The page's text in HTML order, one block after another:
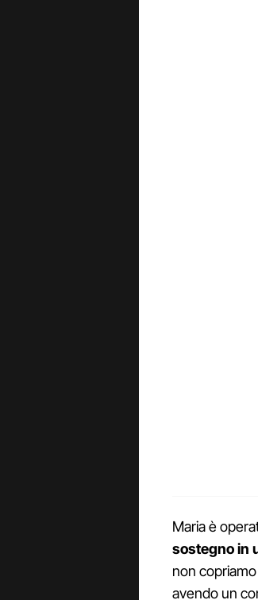
Maria è
sostegno in
non
avendo un